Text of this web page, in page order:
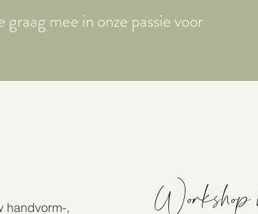
mee in onze passie voor
handvorm-,
Workshop